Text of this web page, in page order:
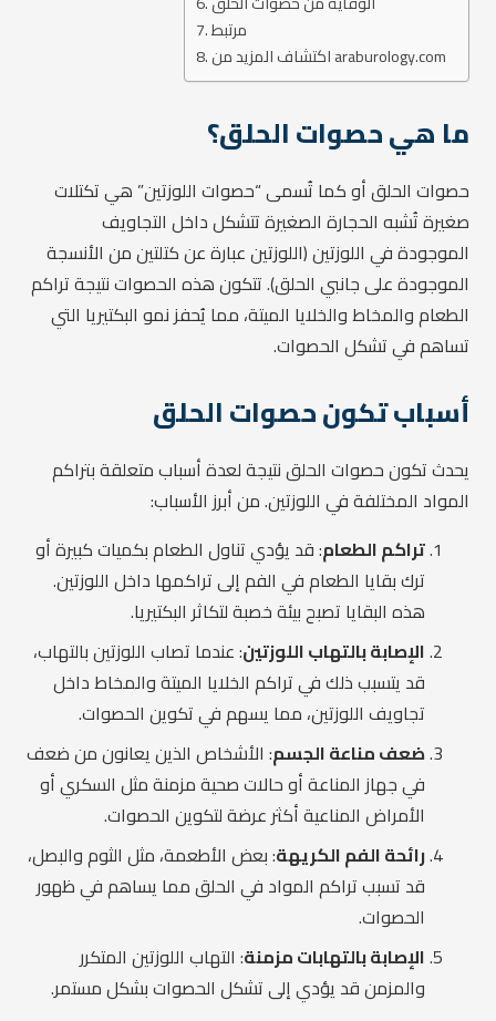
مرتبط
اكتشاف المزيد من araburology.com
ما هي حصوات الحلق؟
حصوات الحلق أو كما تُسمى “حصوات اللوزتين” هي تكتلات
صغيرة تُشبه الحجارة الصغيرة تتشكل داخل التجاويف
الموجودة في اللوزتين (اللوزتين عبارة عن كتلتين من الأنسجة
الموجودة على جانبي الحلق). تتكون هذه الحصوات نتيجة تراكم
الطعام والمخاط والخلايا الميتة، مما يُحفز نمو البكتيريا التي
تساهم في تشكل الحصوات.
أسباب تكون حصوات الحلق
يحدث تكون حصوات الحلق نتيجة لعدة أسباب متعلقة بتراكم
المواد المختلفة في اللوزتين. من أبرز الأسباب:
تراكم الطعام: قد يؤدي تناول الطعام بكميات كبيرة أو
ترك بقايا الطعام في الفم إلى تراكمها داخل اللوزتين.
هذه البقايا تصبح بيئة خصبة لتكاثر البكتيريا.
الإصابة بالتهاب اللوزتين: عندما تصاب اللوزتين بالتهاب،
قد يتسبب ذلك في تراكم الخلايا الميتة والمخاط داخل
تجاويف اللوزتين، مما يسهم في تكوين الحصوات.
ضعف مناعة الجسم: الأشخاص الذين يعانون من ضعف
في جهاز المناعة أو حالات صحية مزمنة مثل السكري أو
الأمراض المناعية أكثر عرضة لتكوين الحصوات.
رائحة الفم الكريهة: بعض الأطعمة، مثل الثوم والبصل،
قد تسبب تراكم المواد في الحلق مما يساهم في ظهور
الحصوات.
الإصابة بالتهابات مزمنة: التهاب اللوزتين المتكرر
والمزمن قد يؤدي إلى تشكل الحصوات بشكل مستمر.